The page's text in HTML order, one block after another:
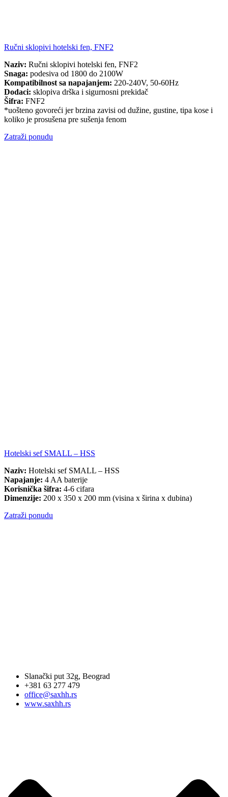
Ručni sklopivi hotelski fen, FNF2
Naziv: Ručni sklopivi hotelski fen, FNF2
Snaga: podesiva od 1800 do 2100W
Kompatibilnost sa napajanjem: 220-240V, 50-60Hz
Dodaci: sklopiva drška i sigurnosni prekidač
Šifra: FNF2
*uošteno govoreći jer brzina zavisi od dužine, gustine, tipa kose i
koliko je prosušena pre sušenja fenom
Zatraži ponudu
Hotelski sef SMALL – HSS
Naziv: Hotelski sef SMALL – HSS
Napajanje: 4 AA baterije
Korisnička šifra: 4-6 cifara
Dimenzije: 200 x 350 x 200 mm (visina x širina x dubina)
Zatraži ponudu
Slanački put 32g, Beograd
+381 63 277 479
office@saxhh.rs
www.saxhh.rs